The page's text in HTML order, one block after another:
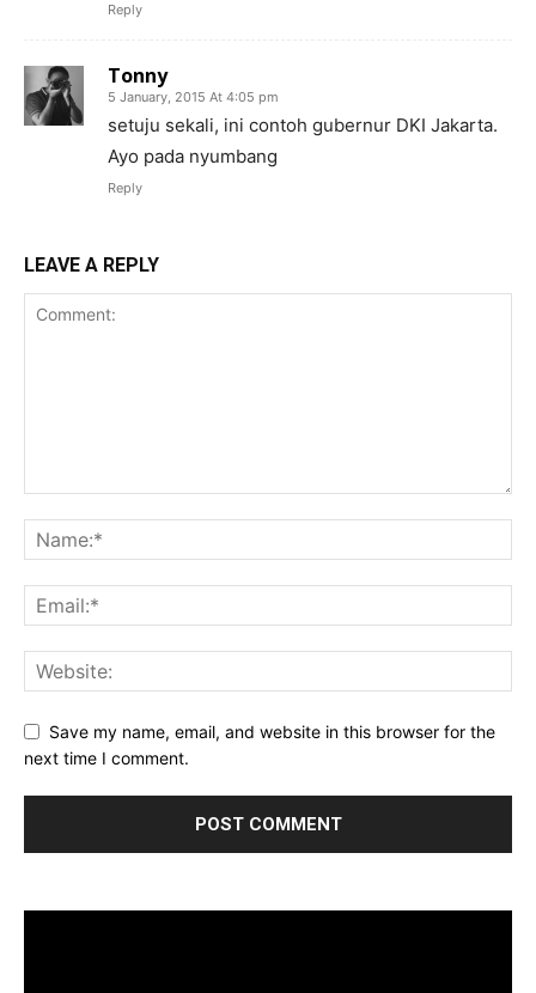
Reply
Tonny
5 January, 2015 At 4:05 pm
setuju sekali, ini contoh gubernur DKI Jakarta.
Ayo pada nyumbang
Reply
LEAVE A REPLY
Save my name, email, and website in this browser for the
next time I comment.